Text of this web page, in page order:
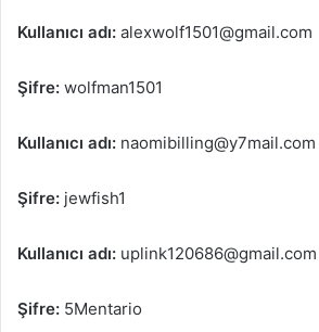
Kullanıcı adı: alexwolf1501@gmail.com
Şifre: wolfman1501
Kullanıcı adı: naomibilling@y7mail.com
Şifre: jewfish1
Kullanıcı adı: uplink120686@gmail.com
Şifre: 5Mentario